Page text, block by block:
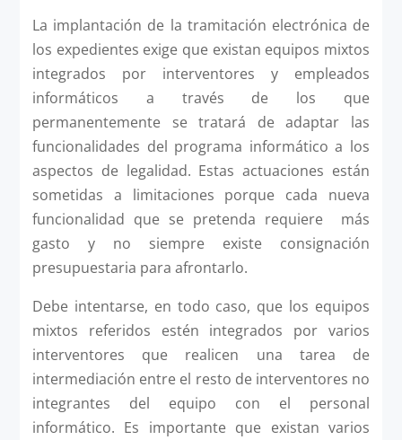
La implantación de la tramitación electrónica de
los expedientes exige que existan equipos mixtos
integrados por interventores y empleados
informáticos a través de los que
permanentemente se tratará de adaptar las
funcionalidades del programa informático a los
aspectos de legalidad. Estas actuaciones están
sometidas a limitaciones porque cada nueva
funcionalidad que se pretenda requiere más
gasto y no siempre existe consignación
presupuestaria para afrontarlo.
Debe intentarse, en todo caso, que los equipos
mixtos referidos estén integrados por varios
interventores que realicen una tarea de
intermediación entre el resto de interventores no
integrantes del equipo con el personal
informático. Es importante que existan varios